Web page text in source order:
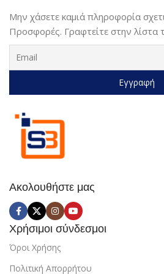
Ακολουθήστε μας
Χρήσιμοι σύνδεσμοι
Όροι Χρήσης
Πολιτική Απορρήτου
Μην χάσετε καμιά πληροφορία
Προσφορές. Γραφτείτε στην